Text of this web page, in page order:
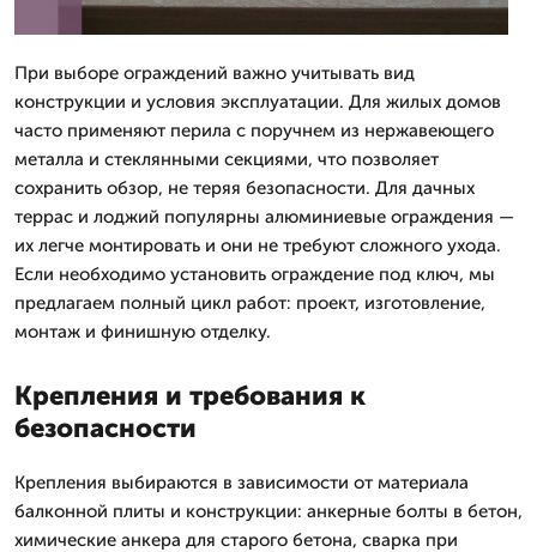
При выборе ограждений важно учитывать вид
конструкции и условия эксплуатации. Для жилых домов
часто применяют перила с поручнем из нержавеющего
металла и стеклянными секциями, что позволяет
сохранить обзор, не теряя безопасности. Для дачных
террас и лоджий популярны алюминиевые ограждения —
их легче монтировать и они не требуют сложного ухода.
Если необходимо установить ограждение под ключ, мы
предлагаем полный цикл работ: проект, изготовление,
монтаж и финишную отделку.
Крепления и требования к
безопасности
Крепления выбираются в зависимости от материала
балконной плиты и конструкции: анкерные болты в бетон,
химические анкера для старого бетона, сварка при